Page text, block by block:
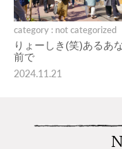
category : not categorized
りょーしき(笑)あるあ
前で
2024.11.21